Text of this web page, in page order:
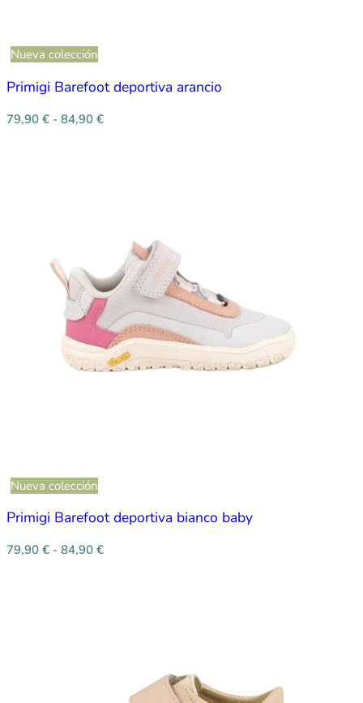
Nueva colección
Primigi Barefoot deportiva arancio
79,90 € - 84,90 €
Nueva colección
Primigi Barefoot deportiva bianco baby
79,90 € - 84,90 €